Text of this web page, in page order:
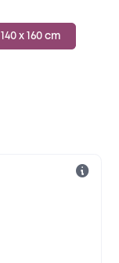
140 x 160 cm